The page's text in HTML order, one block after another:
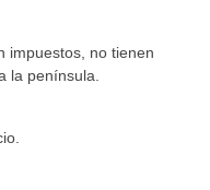
impuestos, no tienen
la península.